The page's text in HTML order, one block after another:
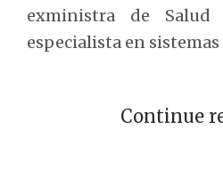
exministra de Salud
especialista en sistemas
Continue